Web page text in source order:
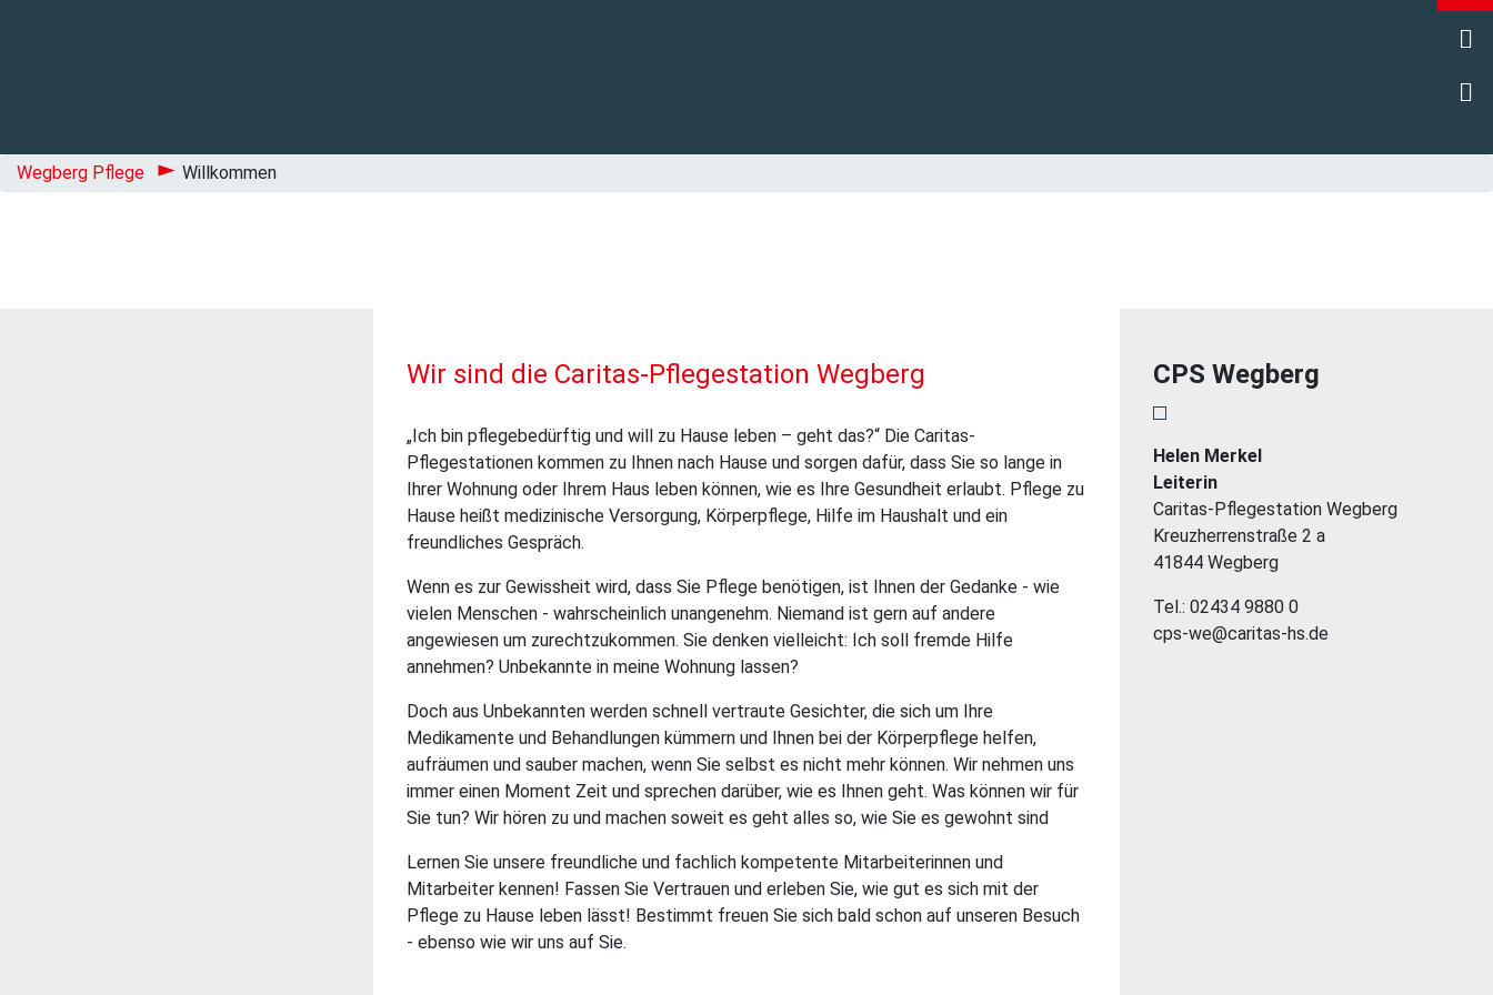
Wegberg Pflege Willkommen
Wir sind die Caritas-Pflegestation Wegberg
„Ich bin pflegebedürftig und will zu Hause leben – geht das?“ Die Caritas-
Pflegestationen kommen zu Ihnen nach Hause und sorgen dafür, dass Sie so lange in
Ihrer Wohnung oder Ihrem Haus leben können, wie es Ihre Gesundheit erlaubt. Pflege zu
Hause heißt medizinische Versorgung, Körperpflege, Hilfe im Haushalt und ein
freundliches Gespräch.
Wenn es zur Gewissheit wird, dass Sie Pflege benötigen, ist Ihnen der Gedanke - wie
vielen Menschen - wahrscheinlich unangenehm. Niemand ist gern auf andere
angewiesen um zurechtzukommen. Sie denken vielleicht: Ich soll fremde Hilfe
annehmen? Unbekannte in meine Wohnung lassen?
Doch aus Unbekannten werden schnell vertraute Gesichter, die sich um Ihre
Medikamente und Behandlungen kümmern und Ihnen bei der Körperpflege helfen,
aufräumen und sauber machen, wenn Sie selbst es nicht mehr können. Wir nehmen uns
immer einen Moment Zeit und sprechen darüber, wie es Ihnen geht. Was können wir für
Sie tun? Wir hören zu und machen soweit es geht alles so, wie Sie es gewohnt sind
Lernen Sie unsere freundliche und fachlich kompetente Mitarbeiterinnen und
Mitarbeiter kennen! Fassen Sie Vertrauen und erleben Sie, wie gut es sich mit der
Pflege zu Hause leben lässt! Bestimmt freuen Sie sich bald schon auf unseren Besuch
- ebenso wie wir uns auf Sie.
CPS Wegberg
Helen Merkel
Leiterin
Caritas-Pflegestation Wegberg
Kreuzherrenstraße 2 a
41844 Wegberg
Tel.: 02434 9880 0
cps-we@caritas-hs.de